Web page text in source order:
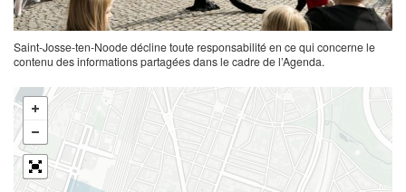
Saint-Josse-ten-Noode décline toute responsabilité en ce qui concerne le
contenu des informations partagées dans le cadre de l’Agenda.